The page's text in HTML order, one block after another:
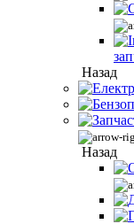
Назад
Назад